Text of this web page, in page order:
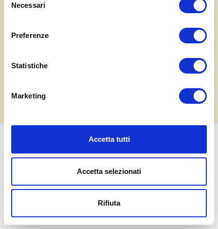
delNecessari
Preferenze
Statistiche
Marketing
Accetta tutti
Accetta selezionati
Rifiuta
Tel 045/7300089 Cap. Soc. € 75.000,00 i.v. - REA di Verona 326481 Cod. fisc. e P.IVA
Credits